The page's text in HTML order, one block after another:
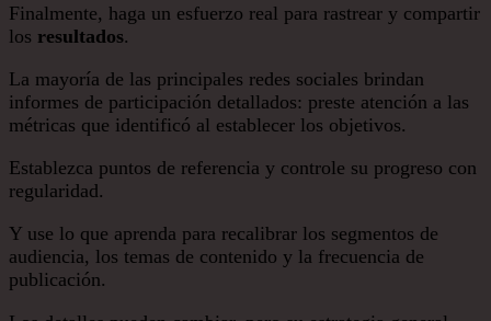
Finalmente, haga un esfuerzo real para rastrear y compartir
los resultados.
La mayoría de las principales redes sociales brindan
informes de participación detallados: preste atención a las
métricas que identificó al establecer los objetivos.
Establezca puntos de referencia y controle su progreso con
regularidad.
Y use lo que aprenda para recalibrar los segmentos de
audiencia, los temas de contenido y la frecuencia de
publicación.